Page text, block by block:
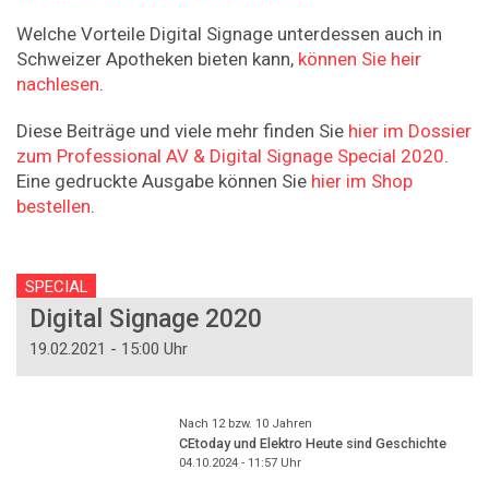
Welche Vorteile Digital Signage unterdessen auch in
Schweizer Apotheken bieten kann, können Sie heir
nachlesen.
Diese Beiträge und viele mehr finden Sie hier im Dossier
zum Professional AV & Digital Signage Special 2020.
Eine gedruckte Ausgabe können Sie hier im Shop
bestellen.
SPECIAL
Digital Signage 2020
19.02.2021 - 15:00 Uhr
Nach 12 bzw. 10 Jahren
CEtoday und Elektro Heute sind Geschichte
04.10.2024 - 11:57Uhr